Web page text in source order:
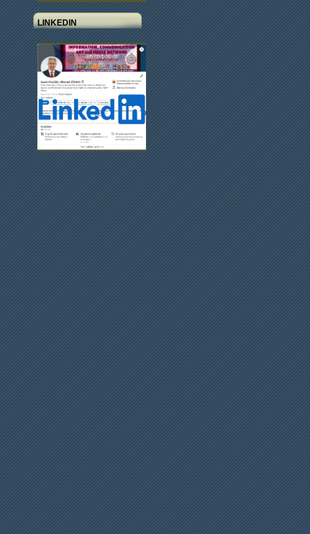
LINKEDIN